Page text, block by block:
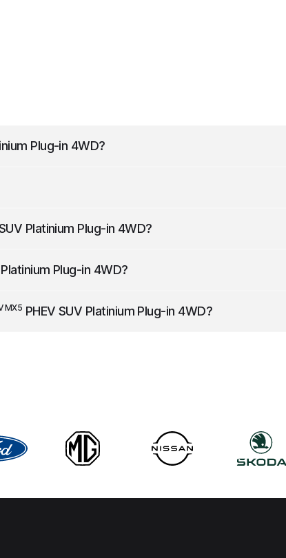
Plug-in 4WD?
Platinium Plug-in 4WD?
Platinium Plug-in 4WD?
MX5 PHEV SUV Platinium Plug-in 4WD?